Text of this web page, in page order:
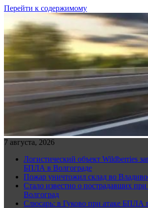
Перейти к содержимому
7 августа, 2026
Логистический объект Wildberries
БПЛА в Волгограде
Пожар уничтожил склад во
Стало известно о пострадавших
Волгоград
Слюсарь: в Гуково при атаке БПЛА